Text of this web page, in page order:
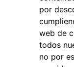
por
web de
todos
no por